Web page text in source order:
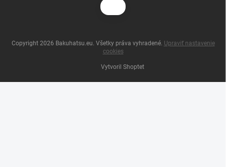
Vytvoril Shoptet
Copyright 2026 Bakuhatsu.eu. Všetky práva vyhradené. Upraviť nastavenie
cookies